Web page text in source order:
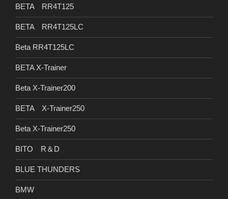
BETA RR4T125
BETA RR4T125LC
Beta RR4T125LC
BETA X-Trainer
Beta X-Trainer200
BETA X-Trainer250
Beta X-Trainer250
BITO R＆D
BLUE THUNDERS
BMW